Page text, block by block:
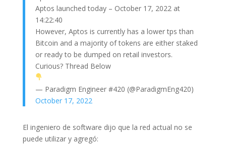
Aptos launched today – October 17, 2022 at
14:22:40
However, Aptos is currently has a lower tps than
Bitcoin and a majority of tokens are either staked
or ready to be dumped on retail investors.
Curious? Thread Below
— Paradigm Engineer #420 (@ParadigmEng420)
October 17, 2022
El ingeniero de software dijo que la red actual no se
puede utilizar y agregó: